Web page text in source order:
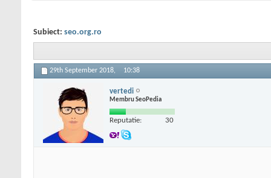
Subiect: seo.org.ro
29th September 2018, 10:38
vertedi
Membru SeoPedia
Reputatie: 30